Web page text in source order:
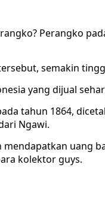
Perangko
semakin
yang dijual
tahun 1864,
Ngawi.
mendapatkan uang
kolektor guys.